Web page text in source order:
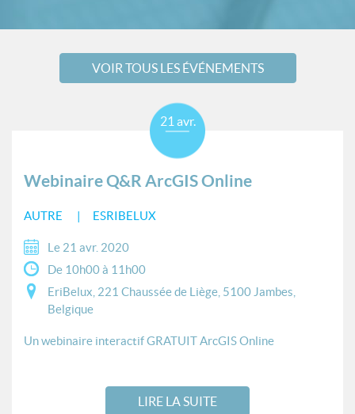
VOIR TOUS LES ÉVÉNEMENTS
Webinaire Q&R ArcGIS Online
AUTRE ESRIBELUX
21 avr.
Le 21 avr. 2020
De 10h00 à 11h00
EriBelux, 221 Chaussée de Liège, 5100 Jambes,
Belgique
Un webinaire interactif GRATUIT ArcGIS Online
LIRE LA SUITE